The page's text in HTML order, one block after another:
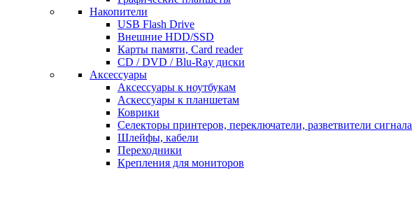
Накопители
USB Flash Drive
Внешние HDD/SSD
Карты памяти, Card reader
CD / DVD / Blu-Ray диски
Аксессуары
Аксессуары к ноутбукам
Аскессуары к планшетам
Коврики
Селекторы принтеров, переключатели, разветвители сигнала
Шлейфы, кабели
Переходники
Крепления для мониторов